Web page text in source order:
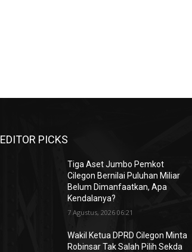
EDITOR PICKS
Tiga Aset Jumbo Pemkot
Cilegon Bernilai Puluhan Miliar
Belum Dimanfaatkan, Apa
Kendalanya?
7 Agustus, 2026 06:21
Wakil Ketua DPRD Cilegon Minta
Robinsar Tak Salah Pilih Sekda